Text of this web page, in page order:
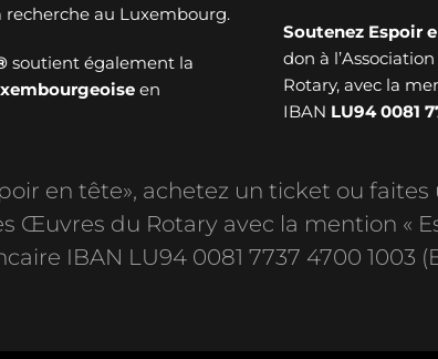
au Luxembourg.
soutient également la
en
Soutenez Espoir
don à
Rotary, avec la
IBAN LU94 0081
en tête», achetez un ticket ou faites
Œuvres du Rotary avec la mention «
IBAN LU94 0081 7737 4700 1003